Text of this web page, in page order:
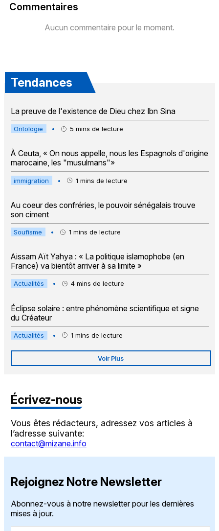
Commentaires
Aucun commentaire pour le moment.
Tendances
La preuve de l'existence de Dieu chez Ibn Sina
Ontologie • 5 mins de lecture
À Ceuta, « On nous appelle, nous les Espagnols d'origine
marocaine, les "musulmans"»
immigration • 1 mins de lecture
Au coeur des confréries, le pouvoir sénégalais trouve
son ciment
Soufisme • 1 mins de lecture
Aissam Aït Yahya : « La politique islamophobe (en
France) va bientôt arriver à sa limite »
Actualités • 4 mins de lecture
Éclipse solaire : entre phénomène scientifique et signe
du Créateur
Actualités • 1 mins de lecture
Voir Plus
Écrivez-nous
Vous êtes rédacteurs, adressez vos articles à
l’adresse suivante:
contact@mizane.info
Rejoignez Notre Newsletter
Abonnez-vous à notre newsletter pour les dernières
mises à jour.